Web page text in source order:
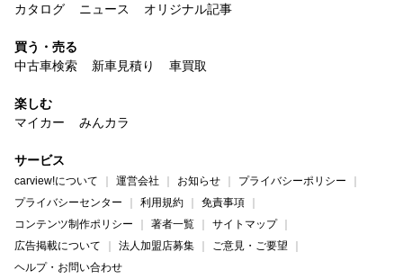
カタログ
ニュース オリジナル記事
買う・売る
中古車検索
新車見積り 車買取
楽しむ
マイカー
みんカラ
サービス
carview!について 運営会社 お知らせ
プライバシーポリシー
プライバシーセンター
利用規約
免責事項
コンテンツ制作ポリシー
著者一覧
サイトマップ
広告掲載について
法人加盟店募集
ご意見・ご要望
ヘルプ・お問い合わせ